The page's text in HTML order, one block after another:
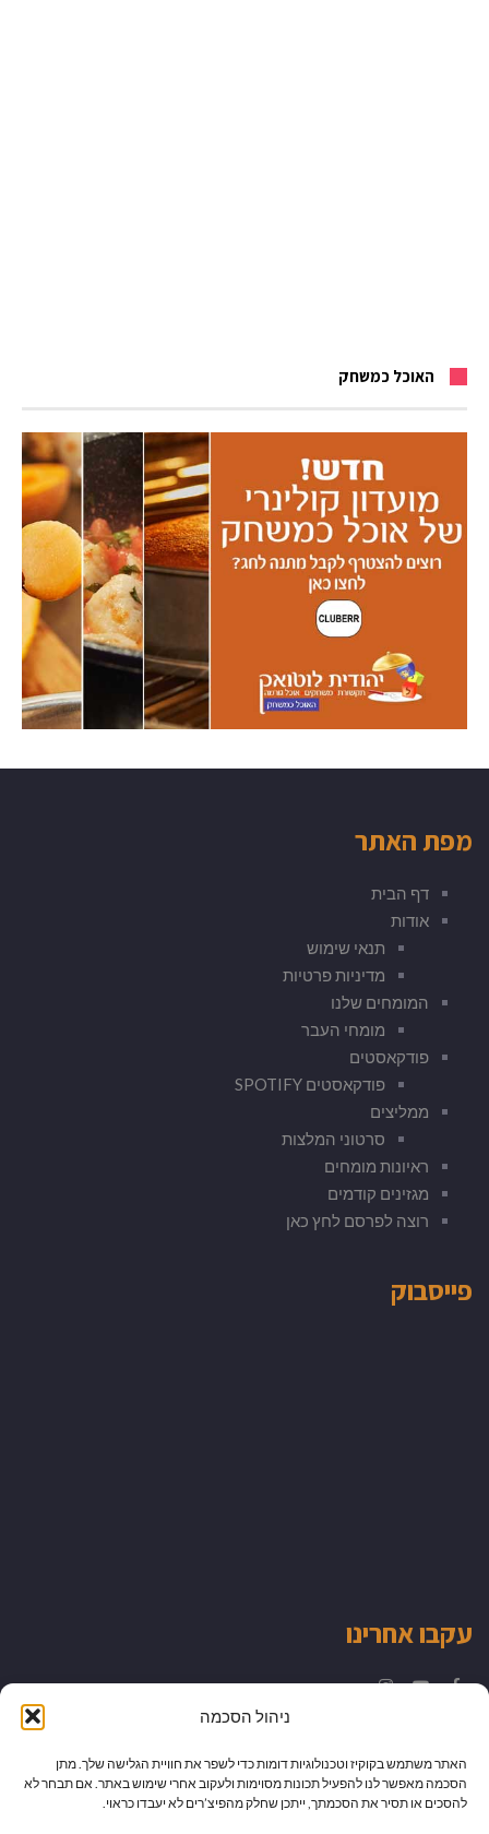
ניהול הסכמה
האתר משתמש בקוקיז וטכנולוגיות דומות כדי לשפר את חוויית הגלישה שלך. מתן
הסכמה מאפשר לנו להפעיל תכונות מסוימות ולעקוב אחרי שימוש באתר. אם תבחר לא
להסכים או תסיר את הסכמתך, ייתכן שחלק מהפיצ’רים לא יעבדו כראוי.
האוכל כמשחק
מפת האתר
דף הבית
אודות
תנאי שימוש
מדיניות פרטיות
המומחים שלנו
מומחי העבר
פודקאסטים
פודקאסטים SPOTIFY
ממליצים
סרטוני המלצות
ראיונות מומחים
מגזינים קודמים
רוצה לפרסם לחץ כאן
פייסבוק
עקבו אחרינו